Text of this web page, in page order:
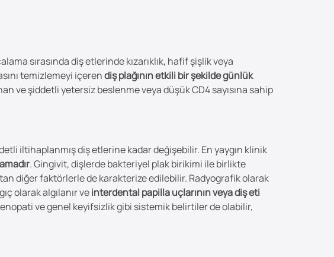
sırasında diş etlerinde kızarıklık, hafif şişlik veya
temizlemeyi içerendiş plağının etkili bir şekilde günlük
ve şiddetli yetersiz beslenme veya düşük CD4 sayısına sahip
iltihaplanmış diş etlerine kadar değişebilir. En yaygın klinik
. Gingivit, dişlerde bakteriyel plak birikimi ile birlikte
diğer faktörlerle de karakterize edilebilir. Radyografik olarak
olarak algılanır veinterdental papilla uçlarının veya diş eti
ve genel keyifsizlik gibi sistemik belirtiler de olabilir,